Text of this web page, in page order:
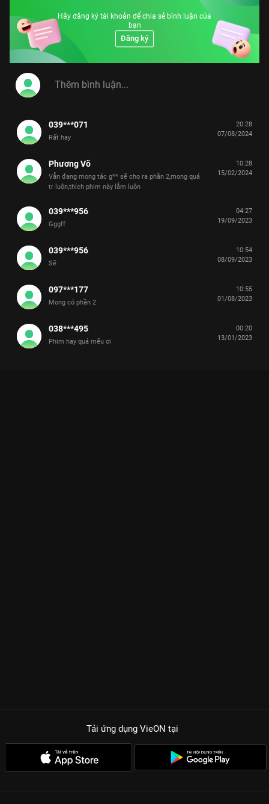
Hãy đăng ký tài khoản để chia sẻ bình luận của
bạn
Đăng ký
039***071
Rất hay
20:28
07/08/2024
Phương Võ
Vẫn đang mong tác g** sẽ cho ra phần 2,mong quá
tr luôn,thích phim này lắm luôn
10:28
15/02/2024
039***956
Gggff
04:27
19/09/2023
039***956
Sẽ
10:54
08/09/2023
097***177
Mong có phần 2
10:55
01/08/2023
038***495
Phim hay quá mếu ơi
00:20
13/01/2023
Tải ứng dụng VieON tại